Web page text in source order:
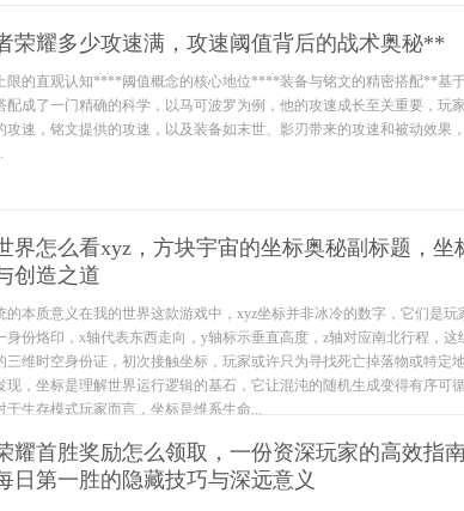
荣耀多少攻速满，攻速阈值背后的战术奥秘**
限的直观认知****阈值概念的核心地位****装备与铭文的精密搭配**基
配成了一门精确的科学，以马可波罗为例，他的攻速成长至关重要，玩
攻速，铭文提供的攻速，以及装备如末世、影刃带来的攻速和被动效果
界怎么看xyz，方块宇宙的坐标奥秘副标题，坐
创造之道
的本质意义在我的世界这款游戏中，xyz坐标并非冰冷的数字，它们是玩
身份烙印，x轴代表东西走向，y轴标示垂直高度，z轴对应南北行程，这
三维时空身份证，初次接触坐标，玩家或许只为寻找死亡掉落物或特定
现，坐标是理解世界运行逻辑的基石，它让混沌的随机生成变得有序可
于生存模式玩家而言，坐标是维系生命...
耀首胜奖励怎么领取，一份资深玩家的高效指
日第一胜的隐藏技巧与深远意义